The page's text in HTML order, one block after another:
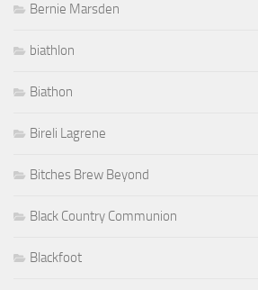
Bernie Marsden
biathlon
Biathon
Bireli Lagrene
Bitches Brew Beyond
Black Country Communion
Blackfoot